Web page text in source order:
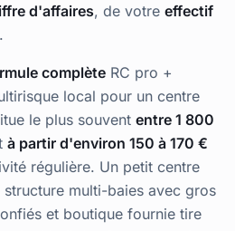
d'affaires, de votre effectif
.
complète RC pro +
local pour un centre
le plus souvent entre 1 800
à partir d'environ 150 à 170 €
régulière. Un petit centre
multi-baies avec gros
et boutique fournie tire